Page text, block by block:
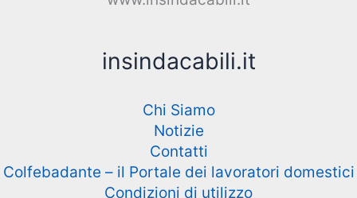
insindacabili.it
Chi Siamo
Notizie
Contatti
Colfebadante – il Portale dei lavoratori domestici
Condizioni di utilizzo